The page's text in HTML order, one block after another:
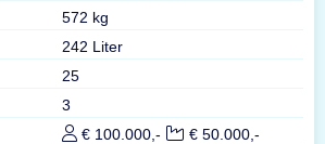
572 kg
242 Liter
25
3
€ 100.000,-
€ 50.000,-